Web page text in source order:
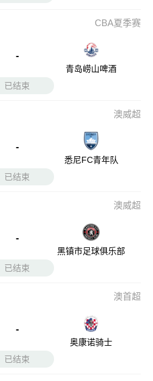
CBA夏季赛
-
青岛崂山啤酒
已结束
澳威超
-
悉尼FC青年队
已结束
澳威超
-
黑镇市足球俱乐部
已结束
澳首超
-
奥康诺骑士
已结束